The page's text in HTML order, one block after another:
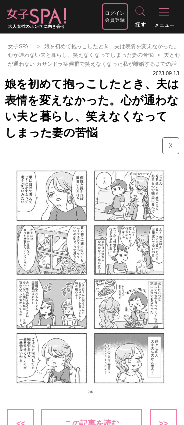
大人女性のホンネに向き合う
ログイン
会員登録
女子SPA！
娘を初めて抱っこしたとき、夫は表情を変えなかった。
心が通わない夫と暮らし、笑えなくなってしまった妻の苦悩
夫と心
が通わない カサンドラ症候群で笑えなくなった私が離婚するまでの話
2023.09.13
娘を初めて抱っこしたとき、夫は
表情を変えなかった。心が通わな
い夫と暮らし、笑えなくなって
しまった妻の苦悩
☓
<< この記事を読む >>